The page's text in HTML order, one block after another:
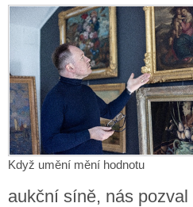
Když umění mění hodnotu
aukční síně, nás pozval